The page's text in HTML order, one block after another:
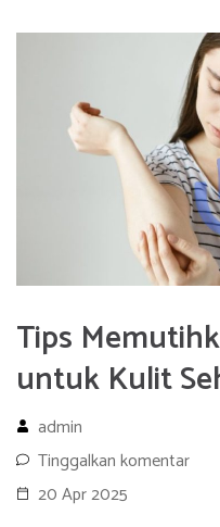
Tips
untuk Kulit
admin
Tinggalkan komentar
20 Apr 2025